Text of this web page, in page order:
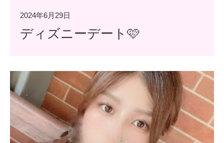
2024年6月29日
ディズニーデート🩷